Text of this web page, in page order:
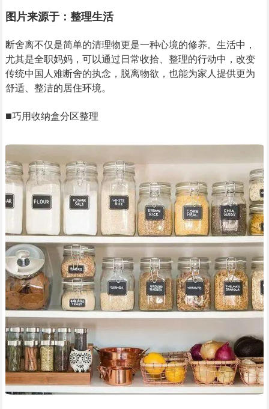
图片来源于：整理生活
断舍离不仅是简单的清理物更是一种心境的修养。生活中，
尤其是全职妈妈，可以通过日常收拾、整理的行动中，改变
传统中国人难断舍的执念，脱离物欲，也能为家人提供更为
舒适、整洁的居住环境。
■巧用收纳盒分区整理